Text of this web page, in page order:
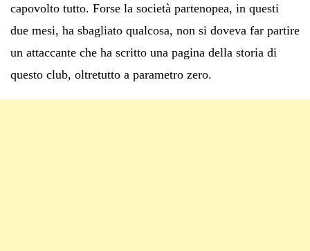
capovolto tutto. Forse la società partenopea, in questi
due mesi, ha sbagliato qualcosa, non si doveva far partire
un attaccante che ha scritto una pagina della storia di
questo club, oltretutto a parametro zero.